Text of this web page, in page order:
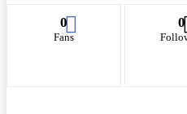
0
Fans
0